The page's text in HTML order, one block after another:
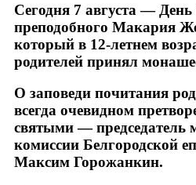
Сегодня 7 августа —
преподобного Макария
который в 12-летнем
родителей принял
О заповеди почитания
всегда очевидном
святыми — председатель
комиссии Белгородской
Максим Горожанкин.